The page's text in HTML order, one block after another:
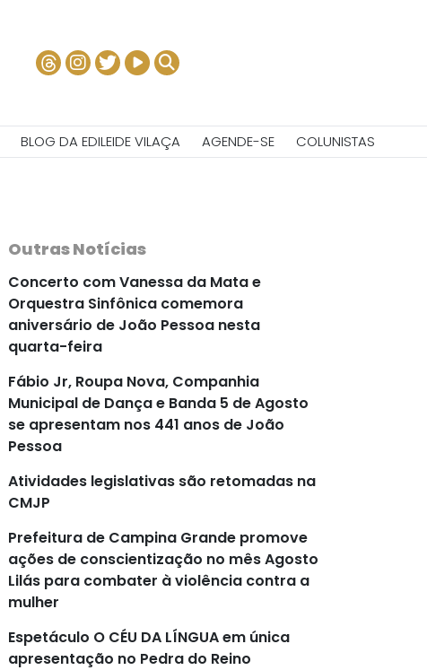
BLOG DA EDILEIDE VILAÇA AGENDE-SE COLUNISTAS
Outras Notícias
Concerto com Vanessa da Mata e
Orquestra Sinfônica comemora
aniversário de João Pessoa nesta
quarta-feira
Fábio Jr, Roupa Nova, Companhia
Municipal de Dança e Banda 5 de Agosto
se apresentam nos 441 anos de João
Pessoa
Atividades legislativas são retomadas na
CMJP
Prefeitura de Campina Grande promove
ações de conscientização no mês Agosto
Lilás para combater à violência contra a
mulher
Espetáculo O CÉU DA LÍNGUA em única
apresentação no Pedra do Reino